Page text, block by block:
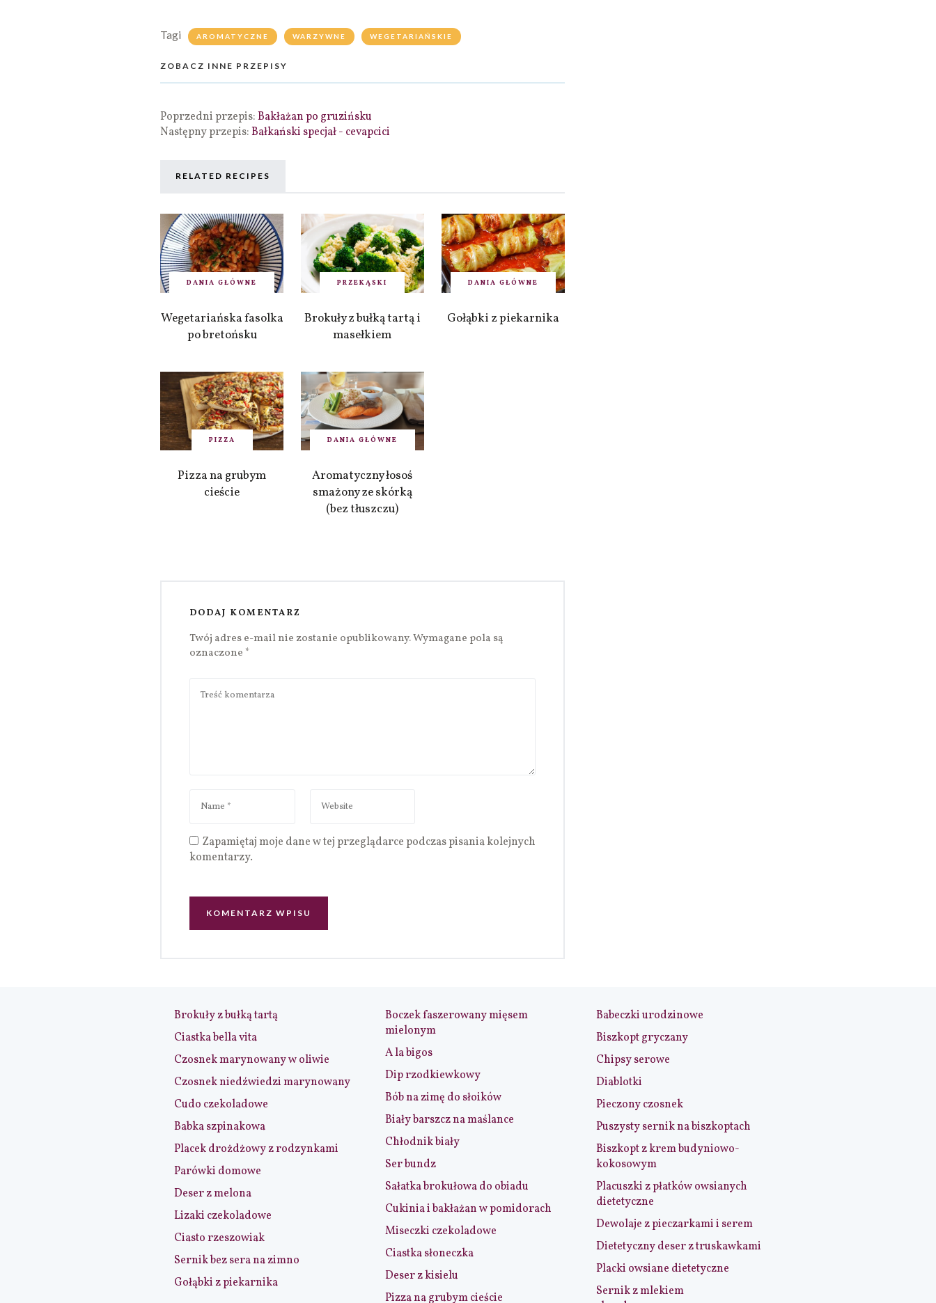
Tagi AROMATYCZNE WARZYWNE WEGETARIAŃSKIE
ZOBACZ INNE PRZEPISY
Poprzedni przepis:Bakłażan po gruzińsku
Następny przepis:Bałkański specjał - cevapcici
RELATED RECIPES
DANIA GŁÓWNE
Wegetariańska fasolka
po bretońsku
PRZEKĄSKI
Brokuły z bułką tartą i
masełkiem
DANIA GŁÓWNE
Gołąbki z piekarnika
PIZZA
Pizza na grubym
cieście
DANIA GŁÓWNE
Aromatyczny łosoś
smażony ze skórką
(bez tłuszczu)
DODAJ KOMENTARZ
Twój adres e-mail nie zostanie opublikowany.Wymagane pola są
oznaczone *
Zapamiętaj moje dane w tej przeglądarce podczas pisania kolejnych
komentarzy.
Brokuły z bułką tartą
Ciastka bella vita
Czosnek marynowany w oliwie
Czosnek niedźwiedzi marynowany
Cudo czekoladowe
Babka szpinakowa
Placek drożdżowy z rodzynkami
Parówki domowe
Deser z melona
Lizaki czekoladowe
Ciasto rzeszowiak
Sernik bez sera na zimno
Gołąbki z piekarnika
Boczek faszerowany mięsem
mielonym
A la bigos
Dip rzodkiewkowy
Bób na zimę do słoików
Biały barszcz na maślance
Chłodnik biały
Ser bundz
Sałatka brokułowa do obiadu
Cukinia i bakłażan w pomidorach
Miseczki czekoladowe
Ciastka słoneczka
Deser z kisielu
Pizza na grubym cieście
Babeczki urodzinowe
Biszkopt gryczany
Chipsy serowe
Diablotki
Pieczony czosnek
Puszysty sernik na biszkoptach
Biszkopt z krem budyniowo-
kokosowym
Placuszki z płatków owsianych
dietetyczne
Dewolaje z pieczarkami i serem
Dietetyczny deser z truskawkami
Placki owsiane dietetyczne
Sernik z mlekiem